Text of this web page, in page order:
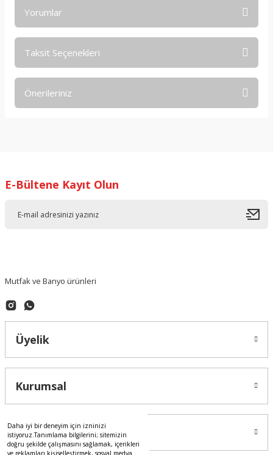
Daha iyi bir deneyim için izninizi
istiyoruz.Tanımlama bilgilerini; sitemizin
doğru şekilde çalışmasını sağlamak, içerikleri
ve reklamları kişiselleştirmek, sosyal medya
Yorumlar
Taksit Seçenekleri
Önerileriniz
Ürün resmi kalitesiz, bozuk veya görüntülenemiyor.
E-Bültene Kayıt Olun
Mutfak ve Banyo ürünleri
Üyelik
Kurumsal
Alışveriş